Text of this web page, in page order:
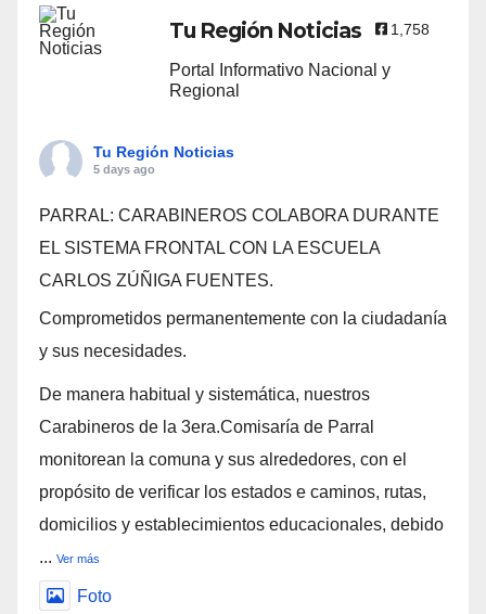
Tu Región Noticias 1,758
Portal Informativo Nacional y
Regional
Tu Región Noticias
5 days ago
PARRAL: CARABINEROS COLABORA DURANTE
EL SISTEMA FRONTAL CON LA ESCUELA
CARLOS ZÚÑIGA FUENTES.
Comprometidos permanentemente con la ciudadanía
y sus necesidades.
De manera habitual y sistemática, nuestros
Carabineros de la 3era.Comisaría de Parral
monitorean la comuna y sus alrededores, con el
propósito de verificar los estados e caminos, rutas,
domicilios y establecimientos educacionales, debido
... Ver más
Foto